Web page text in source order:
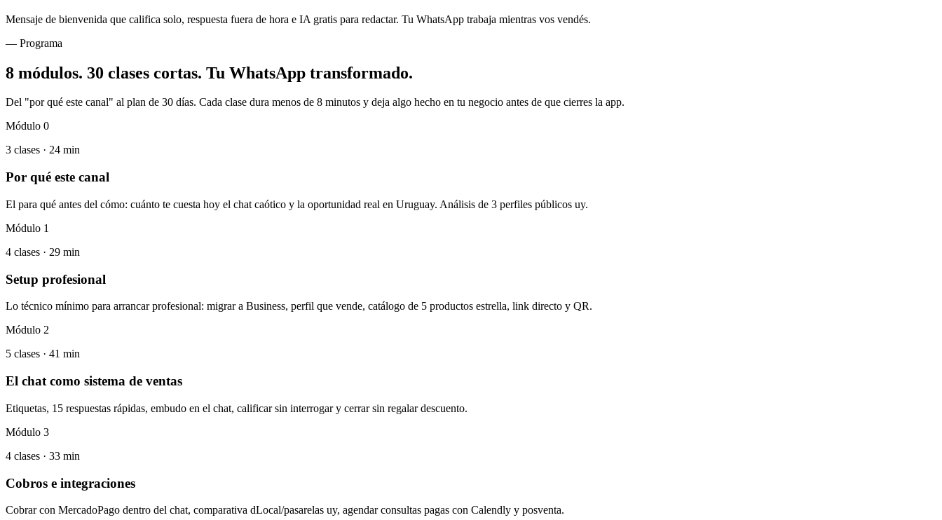
Mensaje de bienvenida que califica solo, respuesta fuera de hora e IA gratis para redactar. Tu WhatsApp trabaja mientras vos vendés.
— Programa
8 módulos. 30 clases cortas. Tu WhatsApp transformado.
Del "por qué este canal" al plan de 30 días. Cada clase dura menos de 8 minutos y deja algo hecho en tu negocio antes de que cierres la app.
Módulo 0
3 clases · 24 min
Por qué este canal
El para qué antes del cómo: cuánto te cuesta hoy el chat caótico y la oportunidad real en Uruguay. Análisis de 3 perfiles públicos uy.
Módulo 1
4 clases · 29 min
Setup profesional
Lo técnico mínimo para arrancar profesional: migrar a Business, perfil que vende, catálogo de 5 productos estrella, link directo y QR.
Módulo 2
5 clases · 41 min
El chat como sistema de ventas
Etiquetas, 15 respuestas rápidas, embudo en el chat, calificar sin interrogar y cerrar sin regalar descuento.
Módulo 3
4 clases · 33 min
Cobros e integraciones
Cobrar con MercadoPago dentro del chat, comparativa dLocal/pasarelas uy, agendar consultas pagas con Calendly y posventa.